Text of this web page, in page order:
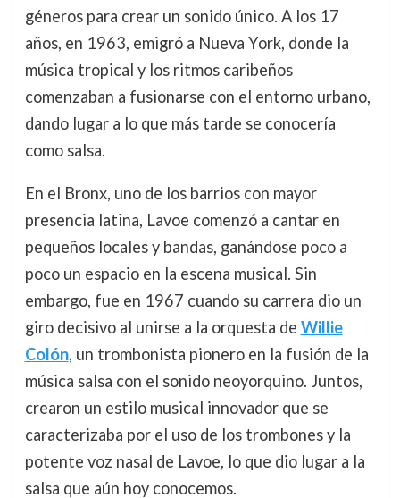
géneros para crear un sonido único. A los 17
años, en 1963, emigró a Nueva York, donde la
música tropical y los ritmos caribeños
comenzaban a fusionarse con el entorno urbano,
dando lugar a lo que más tarde se conocería
como salsa.
En el Bronx, uno de los barrios con mayor
presencia latina, Lavoe comenzó a cantar en
pequeños locales y bandas, ganándose poco a
poco un espacio en la escena musical. Sin
embargo, fue en 1967 cuando su carrera dio un
giro decisivo al unirse a la orquesta de Willie
Colón, un trombonista pionero en la fusión de la
música salsa con el sonido neoyorquino. Juntos,
crearon un estilo musical innovador que se
caracterizaba por el uso de los trombones y la
potente voz nasal de Lavoe, lo que dio lugar a la
salsa que aún hoy conocemos.